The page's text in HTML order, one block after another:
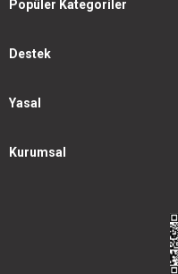
Popüler Kategoriler
Destek
Yasal
Kurumsal